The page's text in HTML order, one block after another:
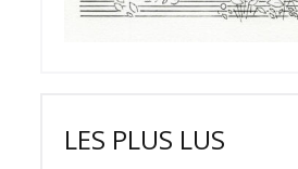
LES PLUS LUS